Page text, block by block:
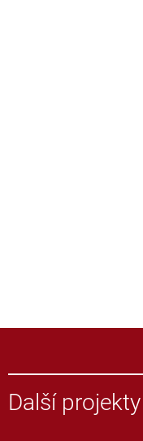
Další projekty